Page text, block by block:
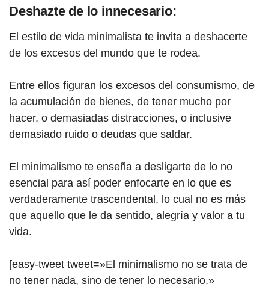
Deshazte de lo innecesario:
El estilo de vida minimalista te invita a deshacerte
de los excesos del mundo que te rodea.
Entre ellos figuran los excesos del consumismo, de
la acumulación de bienes, de tener mucho por
hacer, o demasiadas distracciones, o inclusive
demasiado ruido o deudas que saldar.
El minimalismo te enseña a desligarte de lo no
esencial para así poder enfocarte en lo que es
verdaderamente trascendental, lo cual no es más
que aquello que le da sentido, alegría y valor a tu
vida.
[easy-tweet tweet=»El minimalismo no se trata de
no tener nada, sino de tener lo necesario.»